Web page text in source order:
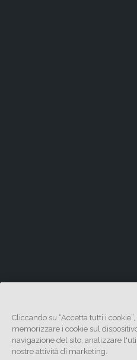
Cliccando su “Accetta tutti i
memorizzare i cookie sul
navigazione del sito, analizzare
nostre attività di marketing.